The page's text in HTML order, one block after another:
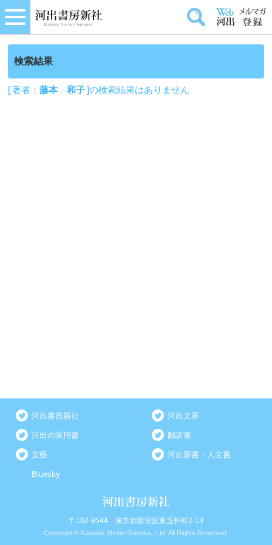
検索結果
[ 著者：藤本 和子]の検索結果はありません
河出書房新社 河出文庫
河出の実用書 翻訳書
文藝 河出新書・人文書
Bluesky
〒162-8544 東京都新宿区東五軒町2-13
Copyright © Kawade Shobo Shinsha., Ltd. All Rights Reserved.